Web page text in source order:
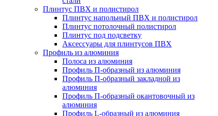
Плинтус ПВХ и полистирол
Плинтус напольный ПВХ и полистирол
Плинтус потолочный полистирол
Плинтус под подсветку
Аксессуары для плинтусов ПВХ
Профиль из алюминия
Полоса из алюминия
Профиль П-образный из алюминия
Профиль П-образный закладной из
алюминия
Профиль П-образный окантовочный из
алюминия
Профиль L-образный из алюминия